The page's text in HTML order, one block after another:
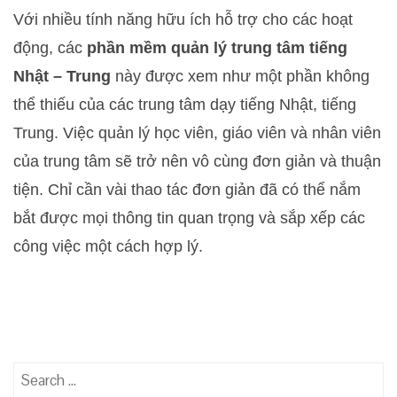
Với nhiều tính năng hữu ích hỗ trợ cho các hoạt
động, các phần mềm quản lý trung tâm tiếng
Nhật – Trung này được xem như một phần không
thể thiếu của các trung tâm dạy tiếng Nhật, tiếng
Trung. Việc quản lý học viên, giáo viên và nhân viên
của trung tâm sẽ trở nên vô cùng đơn giản và thuận
tiện. Chỉ cần vài thao tác đơn giản đã có thể nắm
bắt được mọi thông tin quan trọng và sắp xếp các
công việc một cách hợp lý.
Search